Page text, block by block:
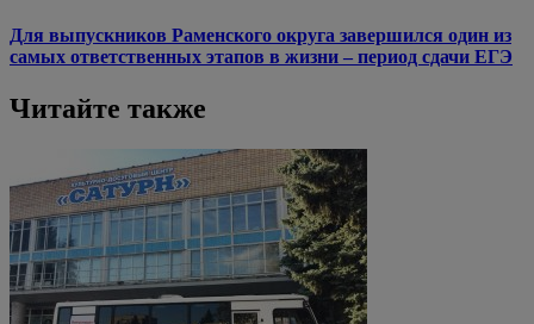
Для выпускников Раменского округа завершился один из
самых ответственных этапов в жизни – период сдачи ЕГЭ
Читайте также